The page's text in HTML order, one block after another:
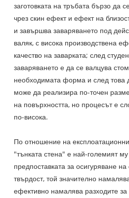
заготовката на тръбата бързо да
чрез скин ефект и ефект на
и завършва заваряването под
валяк, с висока производствена
качество на заварката; след
заваряването е да се валцува
необходимата форма и след това
може да реализира по-точен
на повърхността, но процесът е
по-висока.
По отношение на
"тънката стена" е най-големият
предпоставката за осигуряване
твърдост, той значително
ефективно намалява разходите